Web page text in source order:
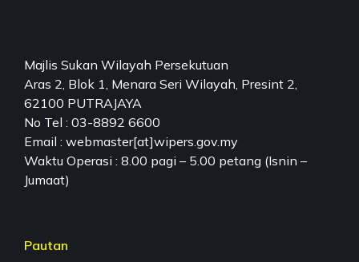
Majlis Sukan Wilayah Persekutuan
Aras 2, Blok 1, Menara Seri Wilayah, Presint 2,
62100 PUTRAJAYA
No Tel : 03-8892 6600
Email : webmaster[at]wipers.gov.my
Waktu Operasi : 8.00 pagi – 5.00 petang (Isnin –
Jumaat)
Pautan